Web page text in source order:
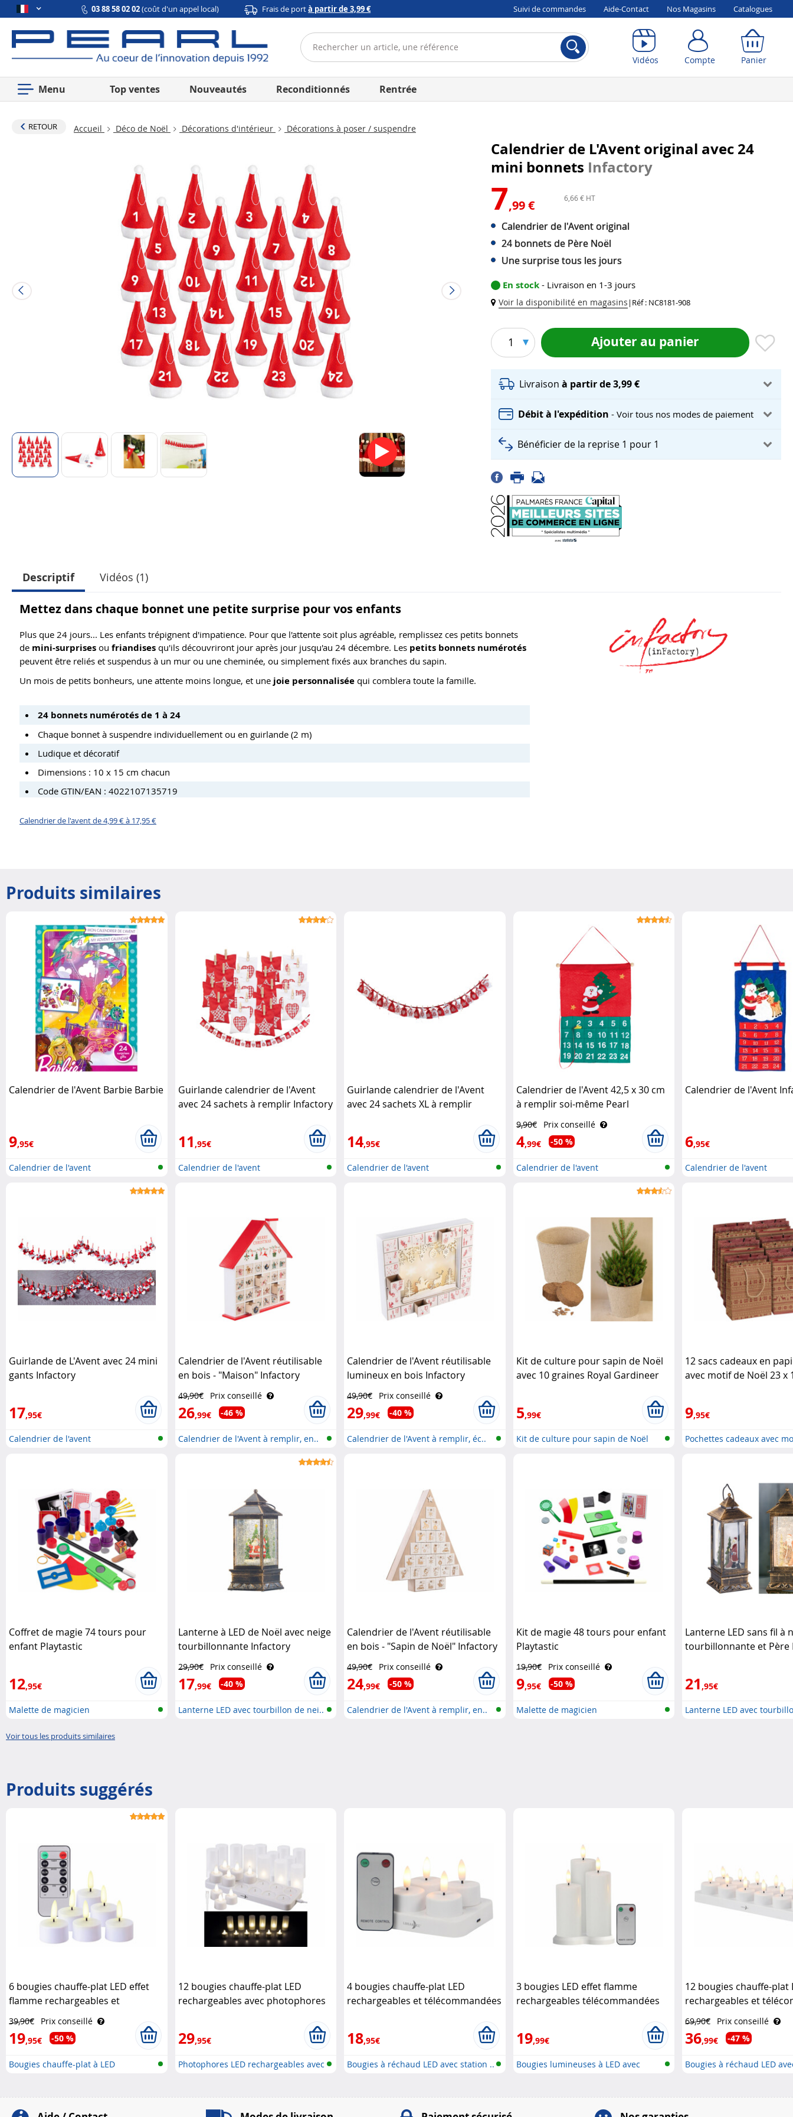
03 88 58 02 02(coût d'un appel local) Frais de portà partir de 3,99 € Suivi de commandes Aide-Contact Nos Magasins Catalogues
Vidéos Compte Panier
Menu Top ventes Nouveautés Reconditionnés Rentrée
RETOUR Accueil Déco de Noël Décorations d'intérieur Décorations à poser / suspendre
Calendrier de L'Avent original avec 24
mini bonnets Infactory
7,99 € 6,66 € HT
Calendrier de l'Avent original
24 bonnets de Père Noël
Une surprise tous les jours
En stock - Livraison en 1-3 jours
Voir la disponibilité en magasins | Réf : NC8181-908
1 Ajouter au panier
Livraisonà partir de 3,99 €
Débit à l'expédition- Voir tous nos modes de paiement
Bénéficier de la reprise 1 pour 1
Descriptif Vidéos (1)
Mettez dans chaque bonnet une petite surprise pour vos enfants
Plus que 24 jours... Les enfants trépignent d'impatience. Pour que l'attente soit plus agréable, remplissez ces petits bonnets
de mini-surprises ou friandises qu'ils découvriront jour après jour jusqu'au 24 décembre. Les petits bonnets numérotés
peuvent être reliés et suspendus à un mur ou une cheminée, ou simplement fixés aux branches du sapin.
Un mois de petits bonheurs, une attente moins longue, et une joie personnalisée qui comblera toute la famille.
24 bonnets numérotés de 1 à 24
Chaque bonnet à suspendre individuellement ou en guirlande (2 m)
Ludique et décoratif
Dimensions : 10 x 15 cm chacun
Code GTIN/EAN : 4022107135719
Calendrier de l'avent de 4,99 € à 17,95 €
Produits similaires
Calendrier de l'Avent Barbie Barbie
9,95€
Calendrier de l'avent
Guirlande calendrier de l'Avent
avec 24 sachets à remplir Infactory
11,95€
Calendrier de l'avent
Guirlande calendrier de l'Avent
avec 24 sachets XL à remplir
14,95€
Calendrier de l'avent
Calendrier de l'Avent 42,5 x 30 cm
à remplir soi-même Pearl
9,90€ Prix conseillé
4,99€ -50 %
Calendrier de l'avent
Calendrier de l'Avent
6,95€
Calendrier de l'avent
Guirlande de L'Avent avec 24 mini
gants Infactory
17,95€
Calendrier de l'avent
Calendrier de l'Avent réutilisable
en bois - "Maison" Infactory
49,90€ Prix conseillé
26,99€ -46 %
Calendrier de l'Avent à remplir, en..
Calendrier de l'Avent réutilisable
lumineux en bois Infactory
49,90€ Prix conseillé
29,99€ -40 %
Calendrier de l'Avent à remplir, éc..
Kit de culture pour sapin de Noël
avec 10 graines Royal Gardineer
5,99€
Kit de culture pour sapin de Noël
12 sacs cadeaux en
avec motif de Noël 23 x
9,95€
Pochettes cadeaux avec
Coffret de magie 74 tours pour
enfant Playtastic
12,95€
Malette de magicien
Lanterne à LED de Noël avec neige
tourbillonnante Infactory
29,90€ Prix conseillé
17,99€ -40 %
Lanterne LED avec tourbillon de nei..
Calendrier de l'Avent réutilisable
en bois - "Sapin de Noël" Infactory
49,90€ Prix conseillé
24,99€ -50 %
Calendrier de l'Avent à remplir, en..
Kit de magie 48 tours pour enfant
Playtastic
19,90€ Prix conseillé
9,95€ -50 %
Malette de magicien
Lanterne LED sans fil à
tourbillonnante et Père
21,95€
Lanterne LED avec
Voir tous les produits similaires
Produits suggérés
6 bougies chauffe-plat LED effet
flamme rechargeables et
télécommandées Lunartec
39,90€ Prix conseillé
19,95€ -50 %
Bougies chauffe-plat à LED
12 bougies chauffe-plat LED
rechargeables avec photophores
29,95€
Photophores LED rechargeables avec
4 bougies chauffe-plat LED
rechargeables et télécommandées
18,95€
Bougies à réchaud LED avec station ..
3 bougies LED effet flamme
rechargeables télécommandées
19,99€
Bougies lumineuses à LED avec
12 bougies chauffe-plat
rechargeables et
Lunartec
69,90€ Prix conseillé
36,99€ -47 %
Bougies à réchaud LED
Compte Panier